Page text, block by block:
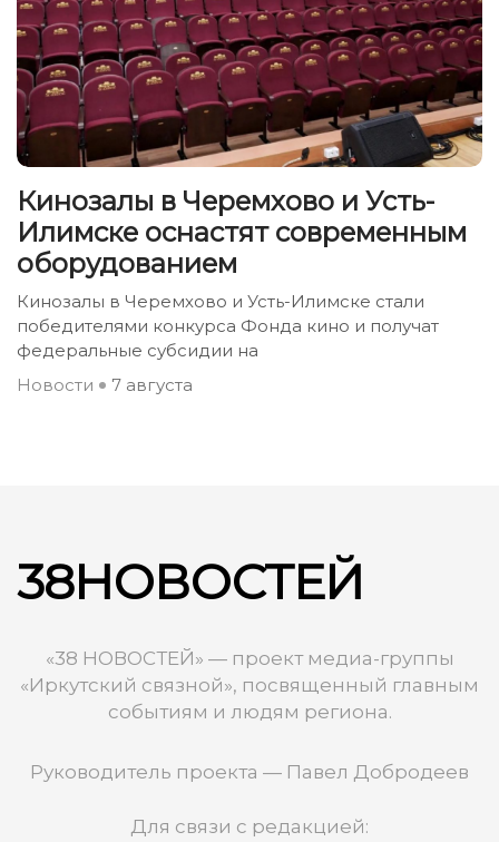
Кинозалы в Черемхово и Усть-
Илимске оснастят современным
оборудованием
Кинозалы в Черемхово и Усть-Илимске стали
победителями конкурса Фонда кино и получат
федеральные субсидии на
Новости
7 августа
38НОВОСТЕЙ
«38 НОВОСТЕЙ» — проект медиа-группы
«Иркутский связной», посвященный главным
событиям и людям региона.
Руководитель проекта — Павел Добродеев
Для связи с редакцией: